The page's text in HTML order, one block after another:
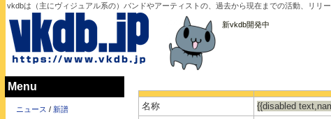
vkdbは（主にヴィジュアル系の）バンドやアーティストの、過去から現在までの活動、リリ
新vkdb開発中
名称
{{disabled
Menu
ニュース / 新譜